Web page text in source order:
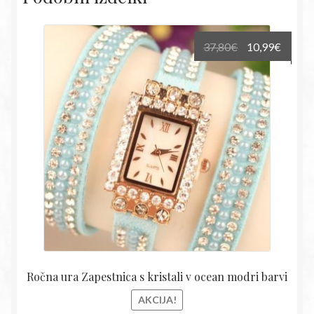
Ročna ura Zapestnica s kristali v ocean modri barvi
AKCIJA!
37,80€
Izvirna
cena
je
bila:
37,80€.
10,99€
cena